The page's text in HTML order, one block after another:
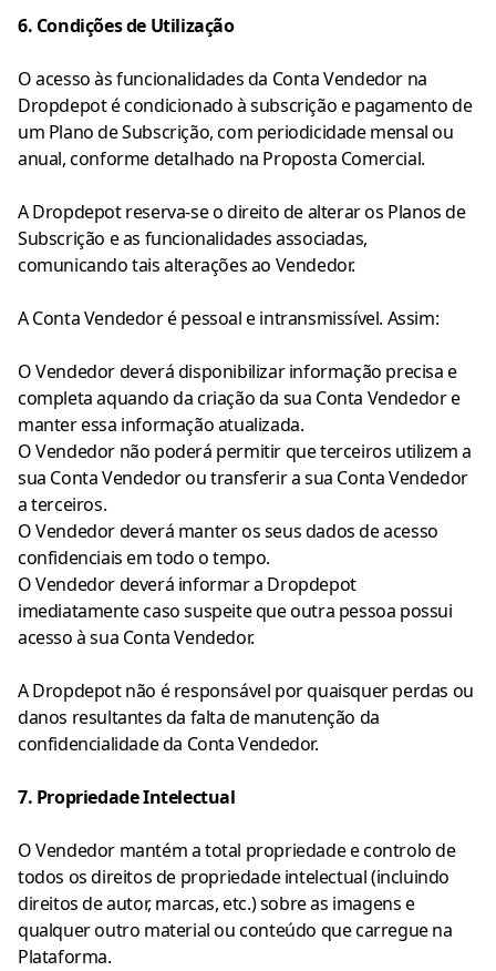
6. Condições de Utilização
O acesso às funcionalidades da Conta Vendedor na
Dropdepot é condicionado à subscrição e pagamento de
um Plano de Subscrição, com periodicidade mensal ou
anual, conforme detalhado na Proposta Comercial.
A Dropdepot reserva-se o direito de alterar os Planos de
Subscrição e as funcionalidades associadas,
comunicando tais alterações ao Vendedor.
A Conta Vendedor é pessoal e intransmissível. Assim:
O Vendedor deverá disponibilizar informação precisa e
completa aquando da criação da sua Conta Vendedor e
manter essa informação atualizada.
O Vendedor não poderá permitir que terceiros utilizem a
sua Conta Vendedor ou transferir a sua Conta Vendedor
a terceiros.
O Vendedor deverá manter os seus dados de acesso
confidenciais em todo o tempo.
O Vendedor deverá informar a Dropdepot
imediatamente caso suspeite que outra pessoa possui
acesso à sua Conta Vendedor.
A Dropdepot não é responsável por quaisquer perdas ou
danos resultantes da falta de manutenção da
confidencialidade da Conta Vendedor.
7. Propriedade Intelectual
O Vendedor mantém a total propriedade e controlo de
todos os direitos de propriedade intelectual (incluindo
direitos de autor, marcas, etc.) sobre as imagens e
qualquer outro material ou conteúdo que carregue na
Plataforma.